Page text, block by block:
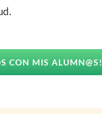
CON MIS ALUMN@S!